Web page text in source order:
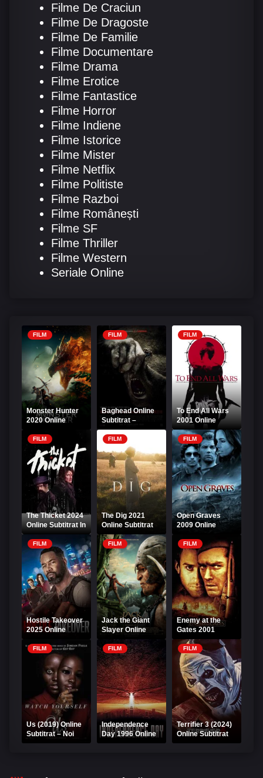
Filme De Craciun
Filme De Dragoste
Filme De Familie
Filme Documentare
Filme Drama
Filme Erotice
Filme Fantastice
Filme Horror
Filme Indiene
Filme Istorice
Filme Mister
Filme Netflix
Filme Politiste
Filme Razboi
Filme Românești
Filme SF
Filme Thriller
Filme Western
Seriale Online
FILM
Monster Hunter
2020 Online
FILM
Baghead Online
Subtitrat –
Baghead:
Mesagerul morții
FILM
To End All Wars
2001 Online
Subtitrat
FILM
The Thicket 2024
Online Subtitrat In
Romana
FILM
The Dig 2021
Online Subtitrat
FILM
Open Graves
2009 Online
Morminte
Deschise
FILM
Hostile Takeover
2025 Online
FILM
Jack the Giant
Slayer Online
Subtitrat
FILM
Enemy at the
Gates 2001
Online Subtitrat
FILM
Us (2019) Online
Subtitrat – Noi
FILM
Independence
Day 1996 Online
Subtitrat
FILM
Terrifier 3 (2024)
Online Subtitrat